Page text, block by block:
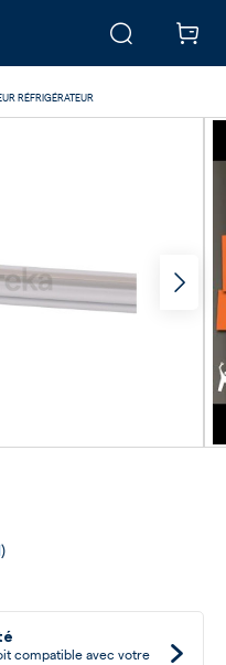
RÉFRIGÉRATEUR
)
compatible avec votre